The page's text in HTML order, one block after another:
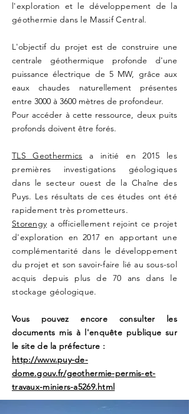
l'exploration et le développement de la
géothermie dans le Massif Central.
L'objectif du projet est de construire une
centrale géothermique profonde d'une
puissance électrique de 5 MW, grâce aux
eaux chaudes naturellement présentes
entre 3000 à 3600 mètres de profondeur.
Pour accéder à cette ressource, deux puits
profonds doivent être forés.
TLS Geothermics a initié en 2015 les
premières investigations géologiques
dans le secteur ouest de la Chaîne des
Puys. Les résultats de ces études ont été
rapidement très prometteurs.
Storengy a officiellement rejoint ce projet
d'exploration en 2017 en apportant une
complémentarité dans le développement
du projet et son savoir-faire lié au sous-sol
acquis depuis plus de 70 ans dans le
stockage géologique.
Vous pouvez encore consulter les
documents mis à l'enquête publique sur
le site de la préfecture :
http://www.puy-de-
dome.gouv.fr/geothermie-permis-et-
travaux-miniers-a5269.html